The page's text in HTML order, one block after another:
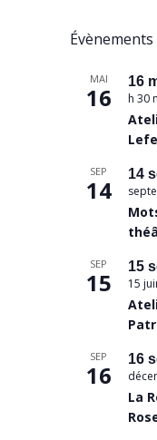
MAI
16
16
h 30
SEP
14
14
SEP
15
15
15
SEP
16
16
La